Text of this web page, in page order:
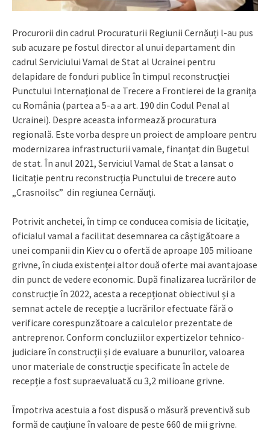
Procurorii din cadrul Procuraturii Regiunii Cernăuți l-au pus
sub acuzare pe fostul director al unui departament din
cadrul Serviciului Vamal de Stat al Ucrainei pentru
delapidare de fonduri publice în timpul reconstrucției
Punctului Internațional de Trecere a Frontierei de la granița
cu România (partea a 5-a a art. 190 din Codul Penal al
Ucrainei). Despre aceasta informează procuratura
regională. Este vorba despre un proiect de amploare pentru
modernizarea infrastructurii vamale, finanțat din Bugetul
de stat. În anul 2021, Serviciul Vamal de Stat a lansat o
licitație pentru reconstrucția Punctului de trecere auto
„Crasnoilsc” din regiunea Cernăuți.
Potrivit anchetei, în timp ce conducea comisia de licitație,
oficialul vamal a facilitat desemnarea ca câștigătoare a
unei companii din Kiev cu o ofertă de aproape 105 milioane
grivne, în ciuda existenței altor două oferte mai avantajoase
din punct de vedere economic. După finalizarea lucrărilor de
construcție în 2022, acesta a recepționat obiectivul și a
semnat actele de recepție a lucrărilor efectuate fără o
verificare corespunzătoare a calculelor prezentate de
antreprenor. Conform concluziilor expertizelor tehnico-
judiciare în construcții și de evaluare a bunurilor, valoarea
unor materiale de construcție specificate în actele de
recepție a fost supraevaluată cu 3,2 milioane grivne.
Împotriva acestuia a fost dispusă o măsură preventivă sub
formă de cauțiune în valoare de peste 660 de mii grivne.